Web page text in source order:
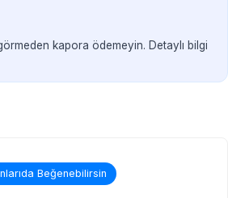
kapora ödemeyin. Detaylı bilgi
Beğenebilirsin